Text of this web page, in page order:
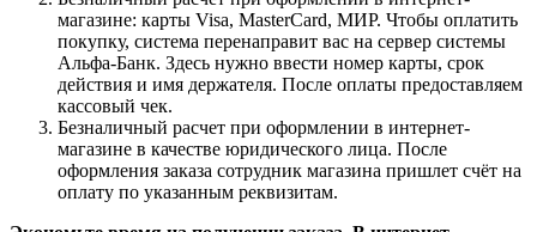
магазине: карты Visa, MasterCard, МИР. Чтобы оплатить
покупку, система перенаправит вас на сервер системы
Альфа-Банк. Здесь нужно ввести номер карты, срок
действия и имя держателя. После оплаты предоставляем
кассовый чек.
Безналичный расчет при оформлении в интернет-
магазине в качестве юридического лица. После
оформления заказа сотрудник магазина пришлет счёт на
оплату по указанным реквизитам.